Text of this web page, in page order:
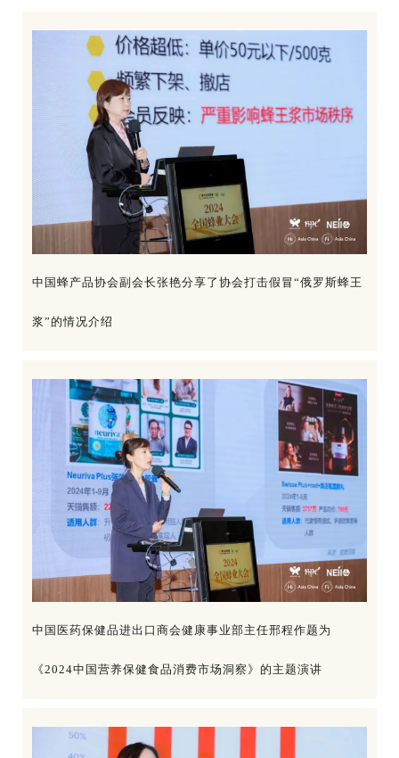
中国蜂产品协会副会长张艳分享了协会打击假冒“俄罗斯蜂王
浆”的情况介绍
中国医药保健品进出口商会健康事业部主任邢程作题为
《2024中国营养保健食品消费市场洞察》的主题演讲